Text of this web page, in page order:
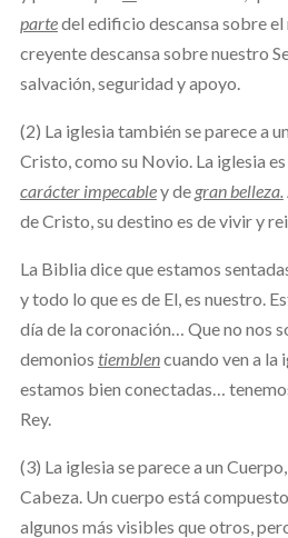
partedel edificio descansa sobre
creyente descansa sobre nuestro
salvación, seguridad y apoyo.
(2) La iglesia también se parece a
Cristo, como su Novio. La iglesia
carácter impecabley de gran belleza.
de Cristo, su destino es de vivir y
La Biblia dice que estamos
y todo lo que es de El, es nuestro.
día de la coronación… Que no nos
demonios tiemblencuando ven a la
estamos bien conectadas…
Rey.
(3) La iglesia se parece a un
Cabeza. Un cuerpo está
algunos más visibles que otros,